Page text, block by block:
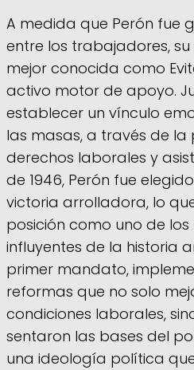
A medida que Perón fue
entre los trabajadores, su
mejor conocida como
activo motor de apoyo.
establecer un vínculo
las masas, a través de la
derechos laborales y
de 1946, Perón fue
victoria arrolladora, lo
posición como uno de
influyentes de la historia
primer mandato,
reformas que no solo
condiciones laborales,
sentaron las bases del
una ideología política